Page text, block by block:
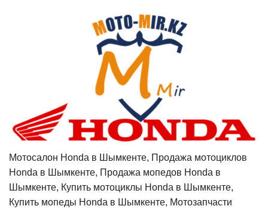
Мотосалон Honda в Шымкенте, Продажа мотоциклов
Honda в Шымкенте, Продажа мопедов Honda в
Шымкенте, Купить мотоциклы Honda в Шымкенте,
Купить мопеды Honda в Шымкенте, Мотозапчасти